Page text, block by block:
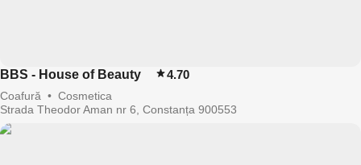
BBS - House of Beauty 4.70
Coafură • Cosmetica
Strada Theodor Aman nr 6, Constanța 900553